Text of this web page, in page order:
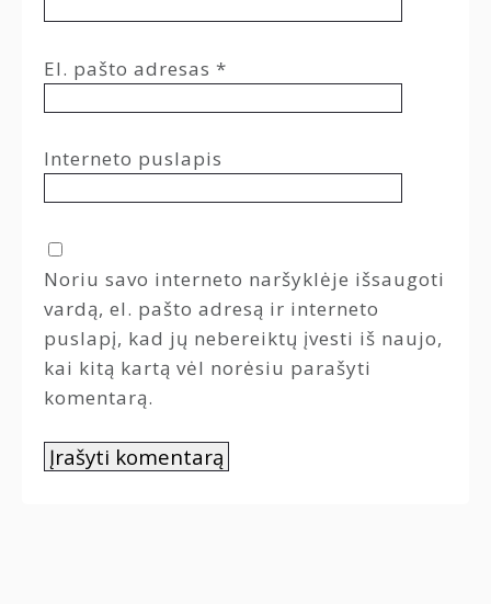
El. pašto adresas *
Interneto puslapis
Noriu savo interneto naršyklėje išsaugoti
vardą, el. pašto adresą ir interneto
puslapį, kad jų nebereiktų įvesti iš naujo,
kai kitą kartą vėl norėsiu parašyti
komentarą.